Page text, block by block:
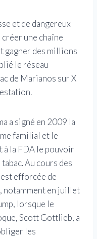
et de dangereux
une chaîne
gagner des millions
le réseau
de Marianos sur X
a signé en 2009 la
familial et le
à la FDA le pouvoir
Au cours des
efforcée de
notamment en juillet
lorsque le
Scott Gottlieb, a
les